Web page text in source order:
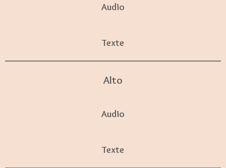
Audio
Texte
Alto
Audio
Texte